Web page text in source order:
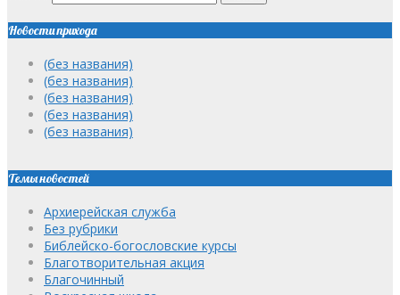
Новости прихода
(без названия)
(без названия)
(без названия)
(без названия)
(без названия)
Темы новостей
Архиерейская служба
Без рубрики
Библейско-богословские курсы
Благотворительная акция
Благочинный